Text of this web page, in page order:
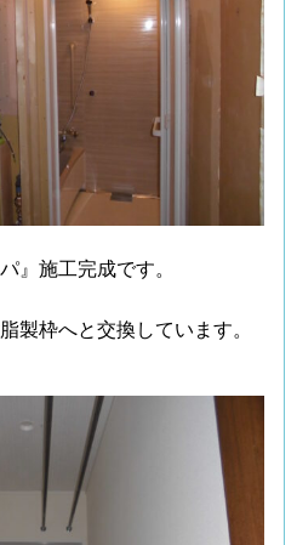
』施工完成です。
製枠へと交換しています。